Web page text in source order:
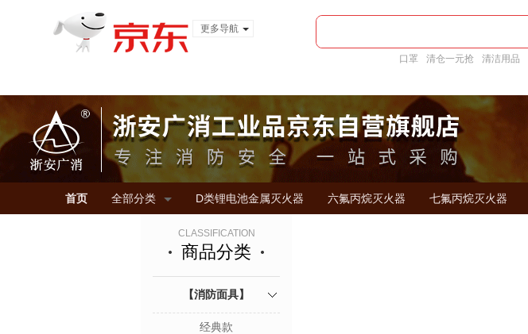
更多导航
口罩 清仓一元抢 清洁用品
首页 全部分类 D类锂电池金属灭火器 六氟丙烷灭火器 七氟丙烷灭火器
CLASSIFICATION
商品分类
【消防面具】
经典款